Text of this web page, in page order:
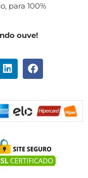
para 100%
ouve!